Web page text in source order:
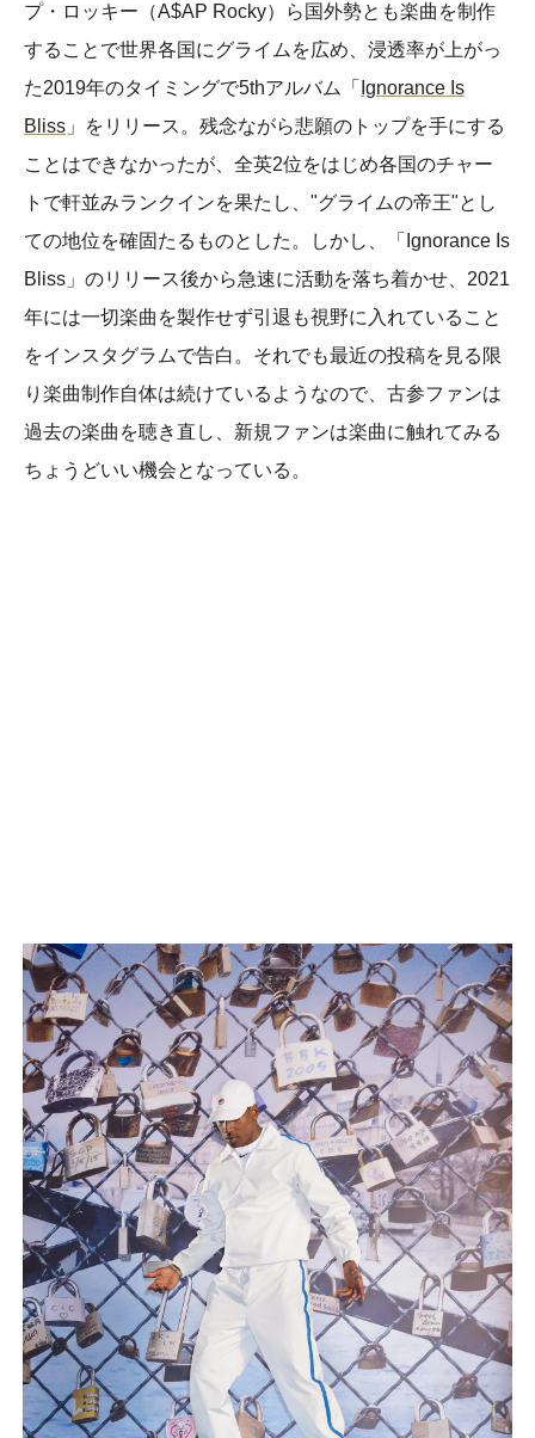
プ・ロッキー（A$AP Rocky）ら国外勢とも楽曲を制作
することで世界各国にグライムを広め、浸透率が上がっ
た2019年のタイミングで5thアルバム「 Ignorance Is
Bliss 」をリリース。残念ながら悲願のトップを手にする
ことはできなかったが、全英2位をはじめ各国のチャー
トで軒並みランクインを果たし、"グライムの帝王"とし
ての地位を確固たるものとした。しかし、「Ignorance Is
Bliss」のリリース後から急速に活動を落ち着かせ、2021
年には一切楽曲を製作せず引退も視野に入れていること
をインスタグラムで告白。それでも最近の投稿を見る限
り楽曲制作自体は続けているようなので、古参ファンは
過去の楽曲を聴き直し、新規ファンは楽曲に触れてみる
ちょうどいい機会となっている。